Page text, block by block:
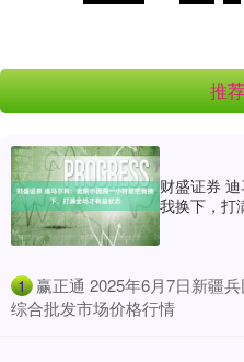
推
财盛证券
我换下，打
1 赢正通 2025年6月7日新疆
综合批发市场价格行情